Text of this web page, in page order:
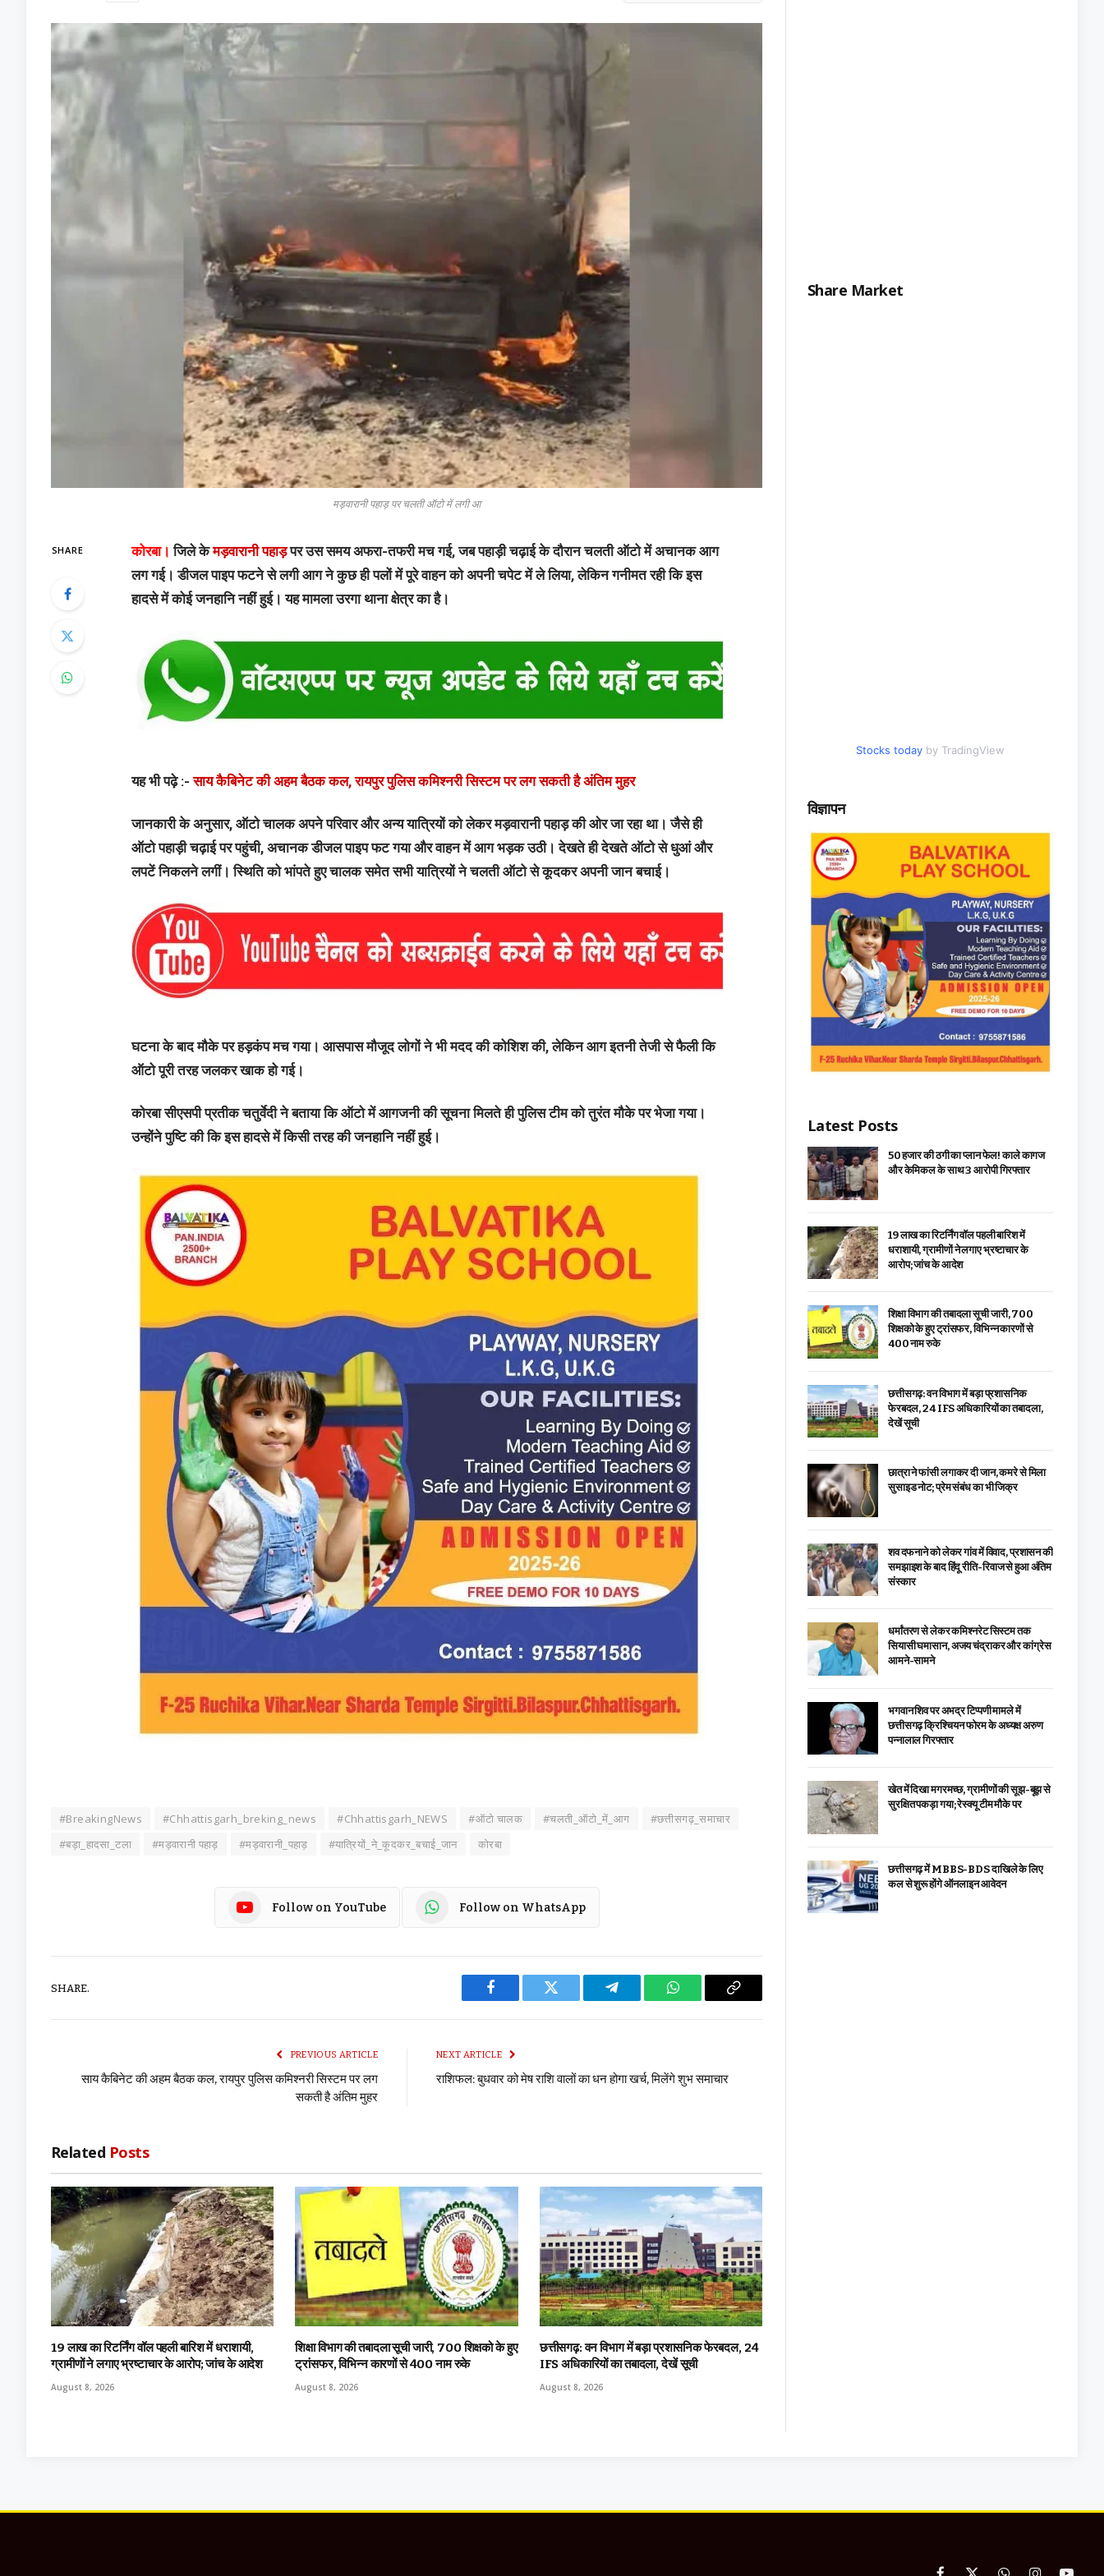
मड़वारानी पहाड़ पर चलती ऑटो में लगी आ
SHARE कोरबा। जिले केमड़वारानी पहाड़पर उस समय अफरा-तफरी मच गई, जब पहाड़ी चढ़ाई के दौरान चलती ऑटो में अचानक आग
लग गई। डीजल पाइप फटने से लगी आग ने कुछ ही पलों में पूरे वाहन को अपनी चपेट में ले लिया, लेकिन गनीमत रही कि इस
हादसे में कोई जनहानि नहीं हुई। यह मामला उरगा थाना क्षेत्र का है।
यह भी पढ़े :-साय कैबिनेट की अहम बैठक कल, रायपुर पुलिस कमिश्नरी सिस्टम पर लग सकती है अंतिम मुहर
जानकारी के अनुसार, ऑटो चालक अपने परिवार और अन्य यात्रियों को लेकर मड़वारानी पहाड़ की ओर जा रहा था। जैसे ही
ऑटो पहाड़ी चढ़ाई पर पहुंची, अचानक डीजल पाइप फट गया और वाहन में आग भड़क उठी। देखते ही देखते ऑटो से धुआं और
लपटें निकलने लगीं। स्थिति को भांपते हुए चालक समेत सभी यात्रियों ने चलती ऑटो से कूदकर अपनी जान बचाई।
घटना के बाद मौके पर हड़कंप मच गया। आसपास मौजूद लोगों ने भी मदद की कोशिश की, लेकिन आग इतनी तेजी से फैली कि
ऑटो पूरी तरह जलकर खाक हो गई।
कोरबा सीएसपी प्रतीक चतुर्वेदी ने बताया कि ऑटो में आगजनी की सूचना मिलते ही पुलिस टीम को तुरंत मौके पर भेजा गया।
उन्होंने पुष्टि की कि इस हादसे में किसी तरह की जनहानि नहीं हुई।
#BreakingNews #Chhattisgarh_breking_news #Chhattisgarh_NEWS #ऑटो चालक #चलती_ऑटो_में_आग
#छत्तीसगढ़_समाचार
#बड़ा_हादसा_टला
#मड़वारानी पहाड़ #मड़वारानी_पहाड़ #यात्रियों_ने_कूदकर_बचाई_जान कोरबा
Follow on YouTube Follow on WhatsApp
SHARE.
Facebook Twitter Telegram WhatsAppCopy
PREVIOUS ARTICLE
साय कैबिनेट की अहम बैठक कल, रायपुर पुलिस कमिश्नरी सिस्टम पर लग
सकती है अंतिम मुहर
NEXT ARTICLE
राशिफल: बुधवार को मेष राशि वालों का धन होगा खर्च, मिलेंगे शुभ समाचार
Related Posts
19 लाख का रिटर्निंग वॉल पहली बारिश में धराशायी,
ग्रामीणों ने लगाए भ्रष्टाचार के आरोप; जांच के आदेश
August 8, 2026
शिक्षा विभाग की तबादला सूची जारी, 700 शिक्षको के हुए
ट्रांसफर, विभिन्न कारणों से 400 नाम रुके
August 8, 2026
छत्तीसगढ़: वन विभाग में बड़ा प्रशासनिक फेरबदल, 24
IFS अधिकारियों का तबादला, देखें सूची
August 8, 2026
Share Market
Stocks today by TradingView
विज्ञापन
Latest Posts
₹50 हजार की ठगी का प्लान फेल! काले कागज
और केमिकल के साथ 3 आरोपी गिरफ्तार
19 लाख का रिटर्निंग वॉल पहली बारिश में
धराशायी, ग्रामीणों ने लगाए भ्रष्टाचार के
आरोप; जांच के आदेश
शिक्षा विभाग की तबादला सूची जारी, 700
शिक्षको के हुए ट्रांसफर, विभिन्न कारणों से
400 नाम रुके
छत्तीसगढ़: वन विभाग में बड़ा प्रशासनिक
फेरबदल, 24 IFS अधिकारियों का तबादला,
देखें सूची
छात्रा ने फांसी लगाकर दी जान, कमरे से मिला
सुसाइड नोट; प्रेम संबंध का भी जिक्र
शव दफनाने को लेकर गांव में विवाद, प्रशासन की
समझाइश के बाद हिंदू रीति-रिवाज से हुआ अंतिम
संस्कार
धर्मांतरण से लेकर कमिश्नरेट सिस्टम तक
सियासी घमासान, अजय चंद्राकर और कांग्रेस
आमने-सामने
भगवान शिव पर अभद्र टिप्पणी मामले में
छत्तीसगढ़ क्रिश्चियन फोरम के अध्यक्ष अरुण
पन्नालाल गिरफ्तार
खेत में दिखा मगरमच्छ, ग्रामीणों की सूझ-बूझ से
सुरक्षित पकड़ा गया; रेस्क्यू टीम मौके पर
छत्तीसगढ़ में MBBS-BDS दाखिले के लिए
कल से शुरू होंगे ऑनलाइन आवेदन